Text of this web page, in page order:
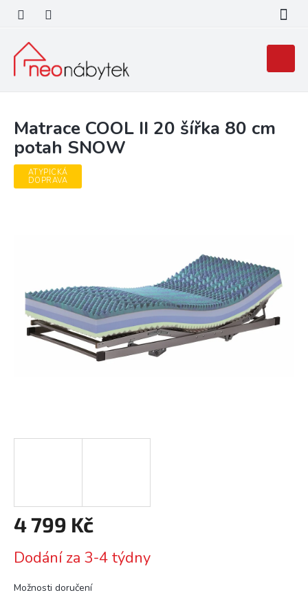
obsah
košík
Matrace COOL II 20 šířka 80 cm
potah SNOW
ATYPICKÁ
DOPRAVA
4 799 Kč
cena:
Dodání za 3-4 týdny
Možnosti doručení